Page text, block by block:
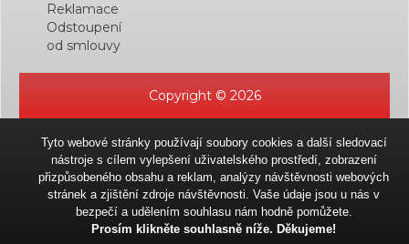
Reklamace
Odstoupení
od smlouvy
Copyright © 2026
Tyto webové stránky používají soubory cookies a další sledovací
nástroje s cílem vylepšení uživatelského prostředí, zobrazení
přizpůsobeného obsahu a reklam, analýzy návštěvnosti webových
stránek a zjištění zdroje návštěvnosti. Vaše údaje jsou u nás v
bezpečí a udělením souhlasu nám hodně pomůžete.
Prosím klikněte souhlasně níže. Děkujeme!